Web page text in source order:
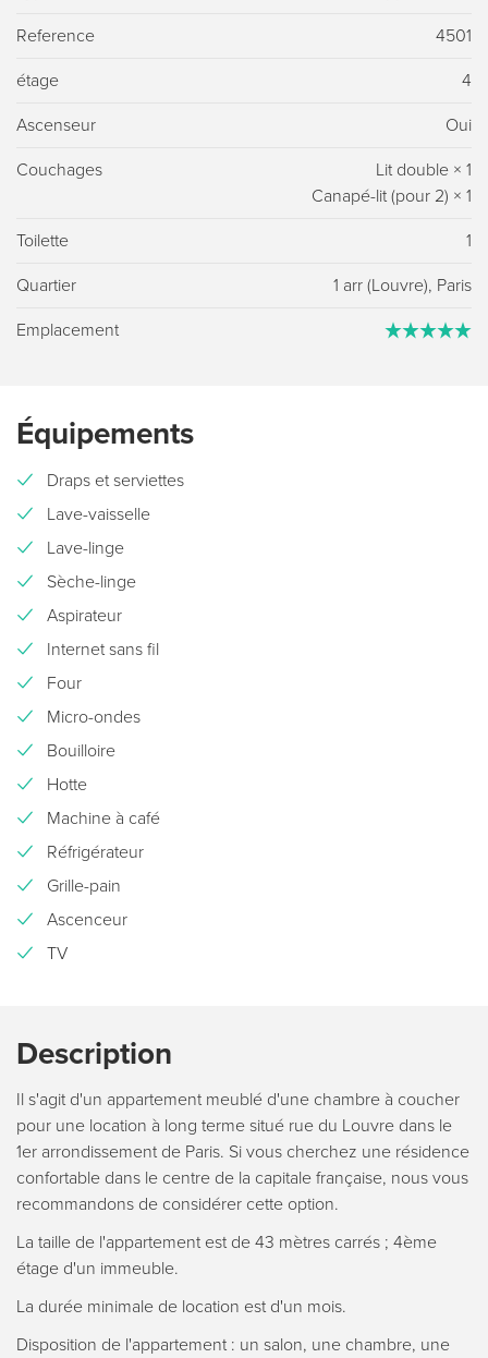
Reference 4501
étage 4
Ascenseur Oui
Couchages Lit double × 1
Canapé-lit (pour 2) × 1
Toilette 1
Quartier 1 arr (Louvre), Paris
Emplacement
Équipements
Draps et serviettes
Lave-vaisselle
Lave-linge
Sèche-linge
Aspirateur
Internet sans fil
Four
Micro-ondes
Bouilloire
Hotte
Machine à café
Réfrigérateur
Grille-pain
Ascenceur
TV
Description
Il s'agit d'un appartement meublé d'une chambre à coucher
pour une location à long terme situé rue du Louvre dans le
1er arrondissement de Paris. Si vous cherchez une résidence
confortable dans le centre de la capitale française, nous vous
recommandons de considérer cette option.
La taille de l'appartement est de 43 mètres carrés ; 4ème
étage d'un immeuble.
La durée minimale de location est d'un mois.
Disposition de l'appartement : un salon, une chambre, une